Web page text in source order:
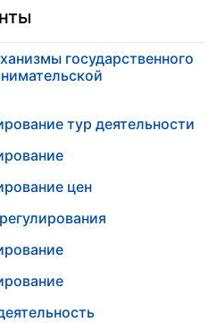
государственного
тур деятельности
цен